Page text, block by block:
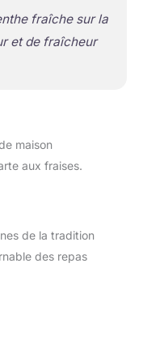
fraîche sur la
et de fraîcheur
maison
aux fraises.
de la tradition
des repas